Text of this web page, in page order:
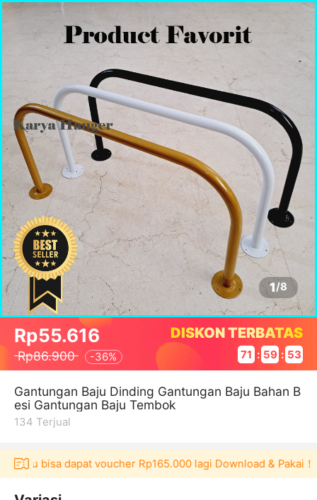
1/8
Rp55.616
Rp86.900 -36%
DISKON TERBATAS
71 : 59 : 52
Gantungan Baju Dinding Gantungan Baju Bahan B
esi Gantungan Baju Tembok
134 Terjual
bisa dapat voucher Rp165.000 lagi Download & Pakai！